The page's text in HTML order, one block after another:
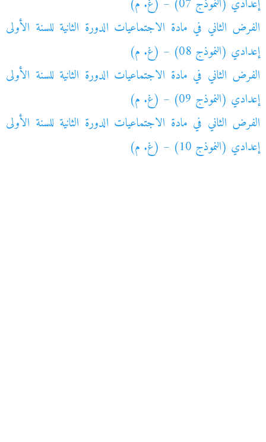
إعدادي (النموذج 07) – (غ. م)
الفرض الثاني في مادة الاجتماعيات الدورة الثانية للسنة الأولى
إعدادي (النموذج 08) – (غ. م)
الفرض الثاني في مادة الاجتماعيات الدورة الثانية للسنة الأولى
إعدادي (النموذج 09) – (غ. م)
الفرض الثاني في مادة الاجتماعيات الدورة الثانية للسنة الأولى
إعدادي (النموذج 10) – (غ. م)